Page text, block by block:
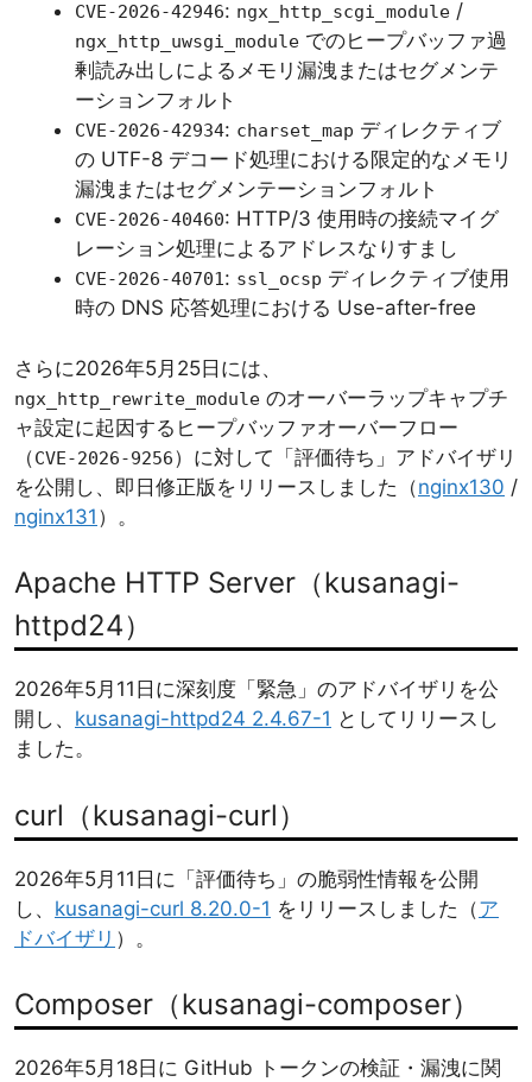
CVE-2026-42946: ngx_http_scgi_module /
ngx_http_uwsgi_module でのヒープバッファ過
剰読み出しによるメモリ漏洩またはセグメンテ
ーションフォルト
CVE-2026-42934: charset_map ディレクティブ
の UTF-8 デコード処理における限定的なメモリ
漏洩またはセグメンテーションフォルト
CVE-2026-40460: HTTP/3 使用時の接続マイグ
レーション処理によるアドレスなりすまし
CVE-2026-40701: ssl_ocsp ディレクティブ使用
時の DNS 応答処理における Use-after-free
さらに2026年5月25日には、
ngx_http_rewrite_module のオーバーラップキャプチ
ャ設定に起因するヒープバッファオーバーフロー
（CVE-2026-9256）に対して「評価待ち」アドバイザリ
を公開し、即日修正版をリリースしました（nginx130 /
nginx131 ）。
Apache HTTP Server（kusanagi-
httpd24）
2026年5月11日に深刻度「緊急」のアドバイザリを公
開し、 kusanagi-httpd24 2.4.67-1 としてリリースし
ました。
curl（kusanagi-curl）
2026年5月11日に「評価待ち」の脆弱性情報を公開
し、 kusanagi-curl 8.20.0-1 をリリースしました（ア
ドバイザリ ）。
Composer（kusanagi-composer）
2026年5月18日に GitHub トークンの検証・漏洩に関